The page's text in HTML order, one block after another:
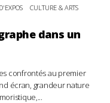
CULTURE & ARTS
dans un
confrontés au premier
écran, grandeur nature